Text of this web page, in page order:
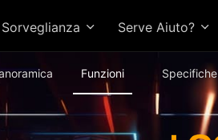
Sorveglianza Serve Aiuto?
Funzioni Specifiche